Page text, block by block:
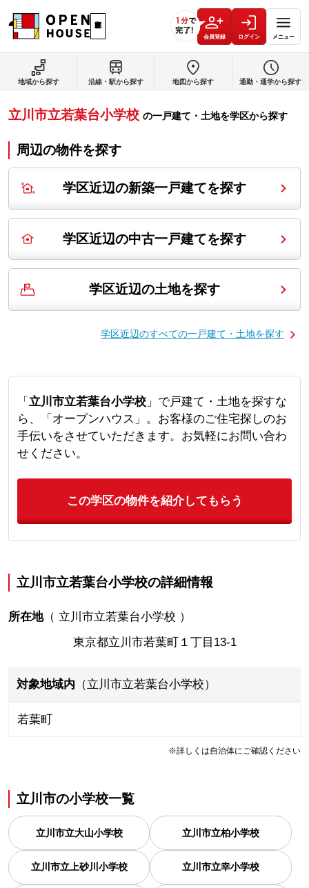
会員登録 ログイン メニュー
地域から探す 沿線・駅から探す 地図から探す 通勤・通学から探す
立川市立若葉台小学校 の一戸建て・土地を学区から探す
周辺の物件を探す
学区近辺の新築一戸建てを探す
学区近辺の中古一戸建てを探す
学区近辺の土地を探す
学区近辺のすべての一戸建て・土地を探す
「 立川市立若葉台小学校」で戸建て・土地を探すな
ら、「オープンハウス」。お客様のご住宅探しのお
手伝いをさせていただきます。お気軽にお問い合わ
せください。
この学区の物件を紹介してもらう
立川市立若葉台小学校の詳細情報
所在地（ 立川市立若葉台小学校 ）
東京都立川市若葉町１丁目13-1
対象地域内 （立川市立若葉台小学校）
若葉町
※詳しくは自治体にご確認ください
立川市の小学校一覧
立川市立大山小学校 立川市立柏小学校
立川市立上砂川小学校 立川市立幸小学校